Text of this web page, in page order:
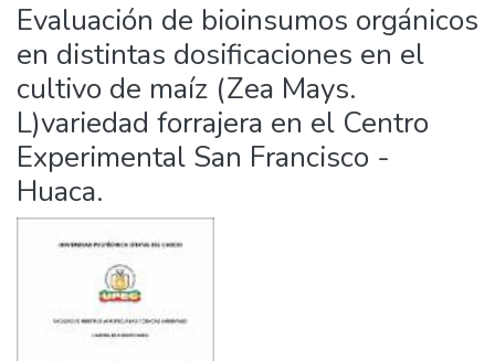
Estadísticas Externas
Manuales
Evaluación de bioinsumos orgánicos
en distintas dosificaciones en el
cultivo de maíz (Zea Mays.
L)variedad forrajera en el Centro
Experimental San Francisco -
Huaca.